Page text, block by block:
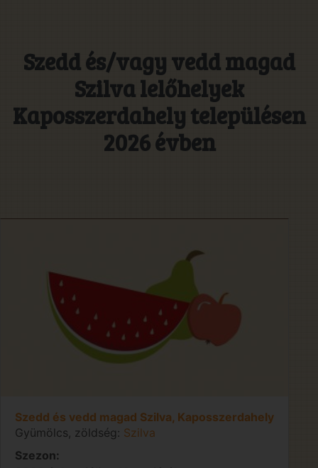
Szedd és/vagy vedd magad
Szilva lelőhelyek
Kaposszerdahely településen
2026 évben
Szedd és vedd magad Szilva, Kaposszerdahely
Gyümölcs, zöldség: Szilva
Szezon: